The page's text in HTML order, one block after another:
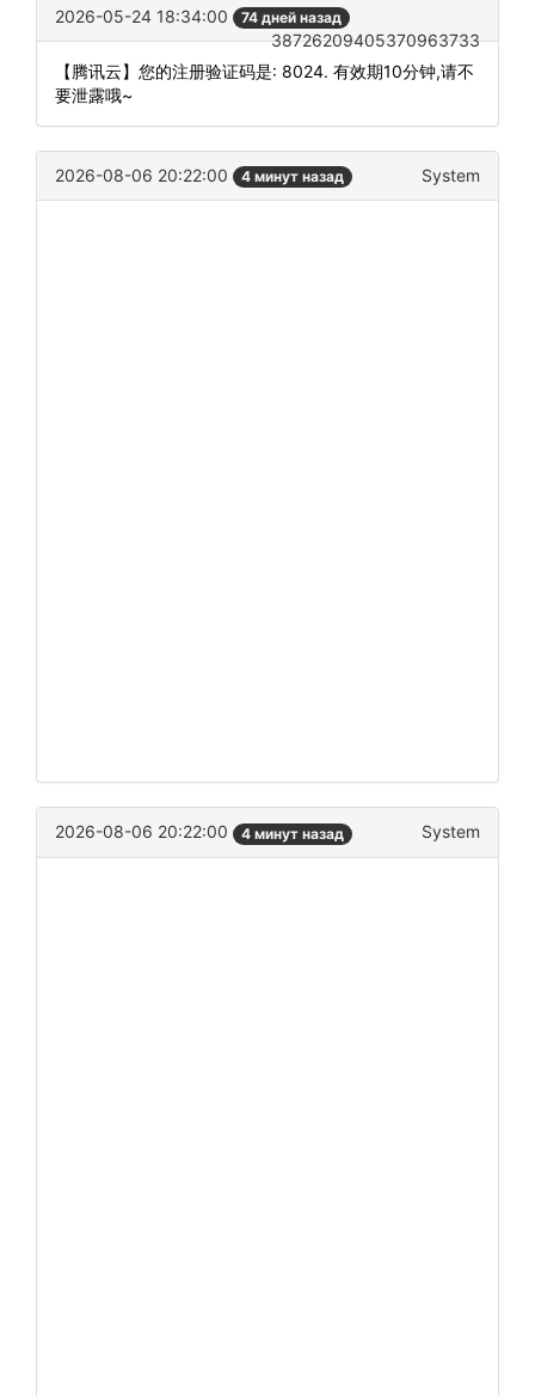
2026-05-24 18:34:00 74 дней назад
38726209405370963733
【腾讯云】您的注册验证码是: 8024. 有效期10分钟,请不
要泄露哦~
2026-08-06 20:22:00 4 минут назад System
2026-08-06 20:22:00 4 минут назад System